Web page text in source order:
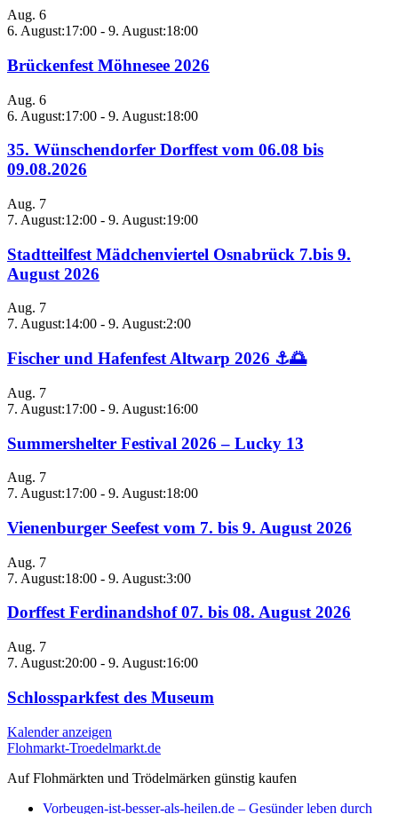
Aug. 6
6. August:17:00 - 9. August:18:00
Brückenfest Möhnesee 2026
Aug. 6
6. August:17:00 - 9. August:18:00
35. Wünschendorfer Dorffest vom 06.08 bis
09.08.2026
Aug. 7
7. August:12:00 - 9. August:19:00
Stadtteilfest Mädchenviertel Osnabrück 7.bis 9.
August 2026
Aug. 7
7. August:14:00 - 9. August:2:00
Fischer und Hafenfest Altwarp 2026 ⚓🌅
Aug. 7
7. August:17:00 - 9. August:16:00
Summershelter Festival 2026 – Lucky 13
Aug. 7
7. August:17:00 - 9. August:18:00
Vienenburger Seefest vom 7. bis 9. August 2026
Aug. 7
7. August:18:00 - 9. August:3:00
Dorffest Ferdinandshof 07. bis 08. August 2026
Aug. 7
7. August:20:00 - 9. August:16:00
Schlossparkfest des Museum
Kalender anzeigen
Flohmarkt-Troedelmarkt.de
Auf Flohmärkten und Trödelmärken günstig kaufen
Vorbeugen-ist-besser-als-heilen.de – Gesünder leben durch